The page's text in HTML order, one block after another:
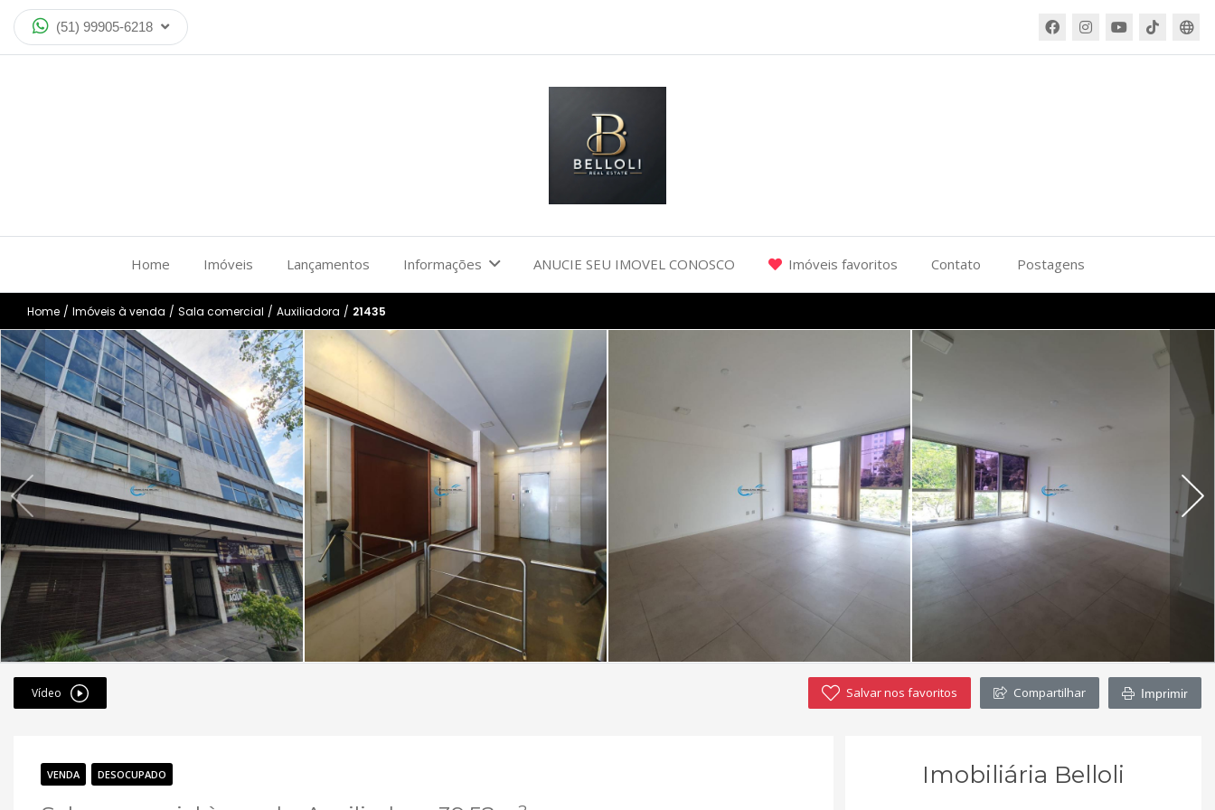
(51) 99905-6218
Home Imóveis Lançamentos Informações ANUCIE SEU IMOVEL CONOSCO Imóveis favoritos Contato Postagens
Home / Imóveis à venda / Sala comercial / Auxiliadora / 21435
Vídeo Salvar nos favoritos Compartilhar Imprimir
VENDA DESOCUPADO Imobiliária Belloli